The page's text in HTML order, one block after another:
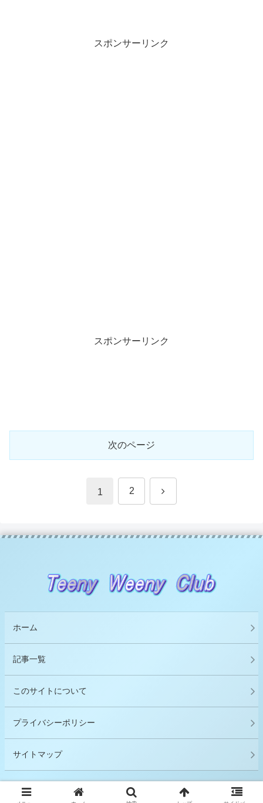
スポンサーリンク
スポンサーリンク
次のページ
1 2 次
ホーム
記事一覧
このサイトについて
プライバシーポリシー
サイトマップ
© 2018 Ｔｅｅｎｙ Ｗｅｅｎｙ Ｃｌｕｂ.